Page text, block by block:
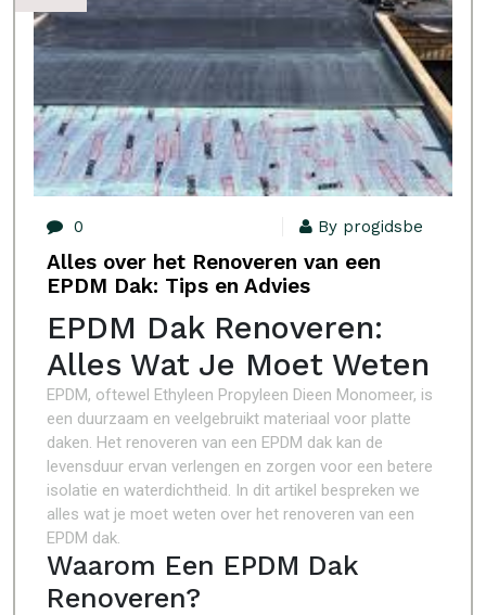
0 By progidsbe
Alles over het Renoveren van een
EPDM Dak: Tips en Advies
EPDM Dak Renoveren:
Alles Wat Je Moet Weten
EPDM, oftewel Ethyleen Propyleen Dieen Monomeer, is
een duurzaam en veelgebruikt materiaal voor platte
daken. Het renoveren van een EPDM dak kan de
levensduur ervan verlengen en zorgen voor een betere
isolatie en waterdichtheid. In dit artikel bespreken we
alles wat je moet weten over het renoveren van een
EPDM dak.
Waarom Een EPDM Dak
Renoveren?